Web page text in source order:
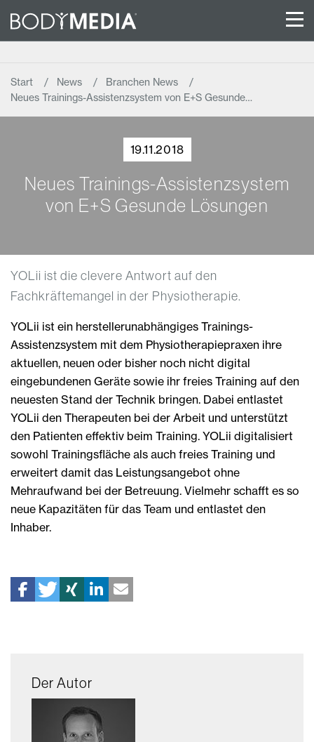
Start News
Branchen News
Neues Trainings-Assistenzsystem von E+S Gesunde…
19.11.2018
Neues Trainings-Assistenzsystem
von E+S Gesunde Lösungen
YOLii ist die clevere Antwort auf den
Fachkräftemangel in der Physiotherapie.
YOLii ist ein herstellerunabhängiges Trainings-
Assistenzsystem mit dem Physiotherapiepraxen ihre
aktuellen, neuen oder bisher noch nicht digital
eingebundenen Geräte sowie ihr freies Training auf den
neuesten Stand der Technik bringen. Dabei entlastet
YOLii den Therapeuten bei der Arbeit und unterstützt
den Patienten effektiv beim Training. YOLii digitalisiert
sowohl Trainingsfläche als auch freies Training und
erweitert damit das Leistungsangebot ohne
Mehraufwand bei der Betreuung. Vielmehr schafft es so
neue Kapazitäten für das Team und entlastet den
Inhaber.
Der Autor